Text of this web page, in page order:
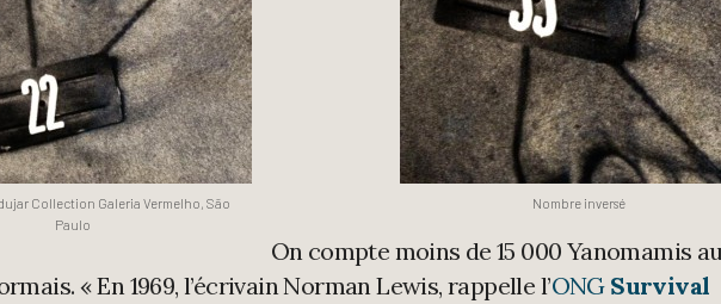
Collection Galeria Vermelho, São
Paulo
Nombre inversé
On compte moins de 15 000 Yanomamis
« En 1969, l’écrivain Norman Lewis, rappelle l’ONG Survival